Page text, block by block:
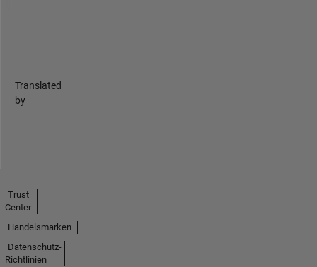
Translated
by
Trust
Center
Handelsmarken
Datenschutz-
Richtlinien